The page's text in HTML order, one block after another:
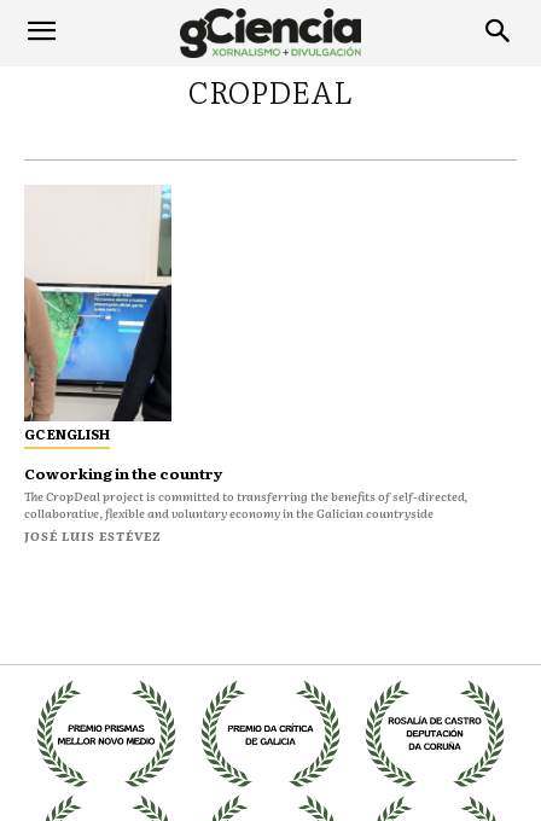
CROPDEAL
GC ENGLISH
Coworking in the country
The CropDeal project is committed to transferring the benefits of self-directed,
collaborative, flexible and voluntary economy in the Galician countryside
JOSÉ LUIS ESTÉVEZ